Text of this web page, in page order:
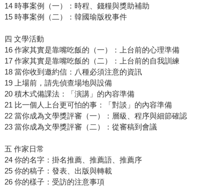
14 時事案例（一）：時程、錢糧與獎助補助
15 時事案例（二）：韓國瑜版稅事件
四 文學活動
16 作家其實是靠嘴吃飯的（一）：上台前的心理準備
17 作家其實是靠嘴吃飯的（二）：上台前的自我訓練
18 當你收到邀約信：八種必須注意的資訊
19 上場前，請先偵查場地與設備
20 積木式備課法：「演講」的內容準備
21 比一個人上台更可怕的事：「對談」的內容準備
22 當你成為文學獎評審（一）：層級、程序與細節確認
23 當你成為文學獎評審（二）：從審稿到會議
五 作家日常
24 你的名字：掛名推薦、推薦語、推薦序
25 你的稿子：發表、出版與轉載
26 你的樣子：受訪的注意事項